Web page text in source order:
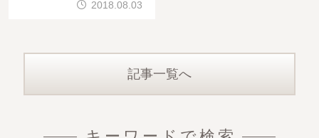
婚式前に脂肪吸引をしたい
2018.08.03
記事一覧へ